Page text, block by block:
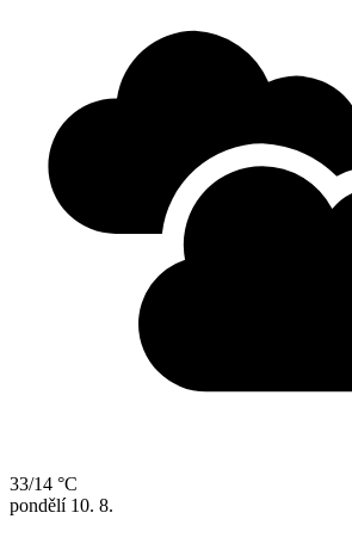
33/14 °C
pondělí 10. 8.